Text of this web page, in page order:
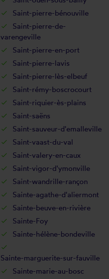
Saint-pierre-bénouville
Saint-pierre-de-
varengeville
Saint-pierre-en-port
Saint-pierre-lavis
Saint-pierre-lès-elbeuf
Saint-rémy-boscrocourt
Saint-riquier-ès-plains
Saint-saëns
Saint-sauveur-d'emalleville
Saint-vaast-du-val
Saint-valery-en-caux
Saint-vigor-d'ymonville
Saint-wandrille-rançon
Sainte-agathe-d'aliermont
Sainte-beuve-en-rivière
Sainte-Foy
Sainte-hélène-bondeville
Sainte-marguerite-sur-fauville
Sainte-marie-au-bosc